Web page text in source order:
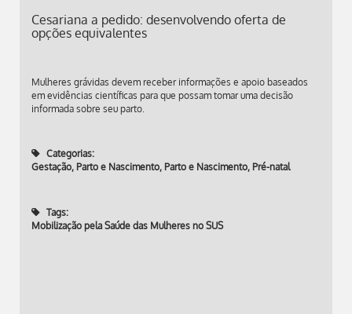
Cesariana a pedido: desenvolvendo oferta de
opções equivalentes
Mulheres grávidas devem receber informações e apoio baseados
em evidências científicas para que possam tomar uma decisão
informada sobre seu parto.
Categorias:
Gestação, Parto e Nascimento, Parto e Nascimento, Pré-natal
Tags:
Mobilização pela Saúde das Mulheres no SUS